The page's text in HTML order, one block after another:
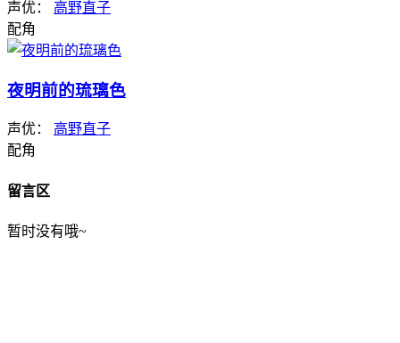
声优： 高野直子
配角
夜明前的琉璃色
声优： 高野直子
配角
留言区
暂时没有哦~